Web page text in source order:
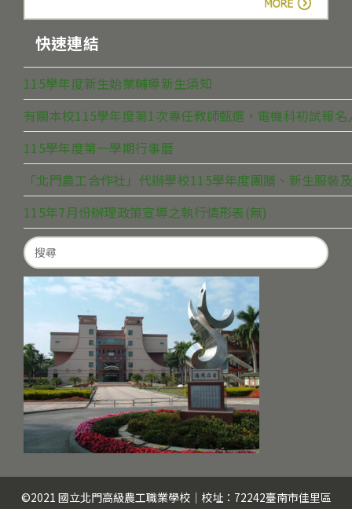
快速連結
115學年度新生始業輔導新生須知
有關本校115學年度第1次專任教師甄選，電機科初試報
115學年度第一學期行事曆
「北門農工合作社」代辦學校115學年度團膳、新生服裝
115年7月份辦理政策宣導之執行情形表(無)
Search
for:
©2021 國立北門高級農工職業學校｜校址：72242臺南市佳里區